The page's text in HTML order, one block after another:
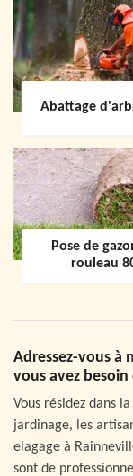
Abattage
Pose de
rouleau
Adressez-vous à
vous avez besoin
Vous résidez dans
jardinage, les
elagage à
sont de